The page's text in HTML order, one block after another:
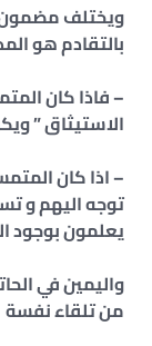
ويختلف
بالتقادم هو
– فاذا كان
الاستيثاق ”
– اذا كان
توجه اليهم و
يعلمون بوجود
واليمين في
من تلقاء نفسة